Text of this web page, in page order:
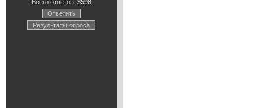
Всего ответов: 3598
Ответить
Результаты опроса